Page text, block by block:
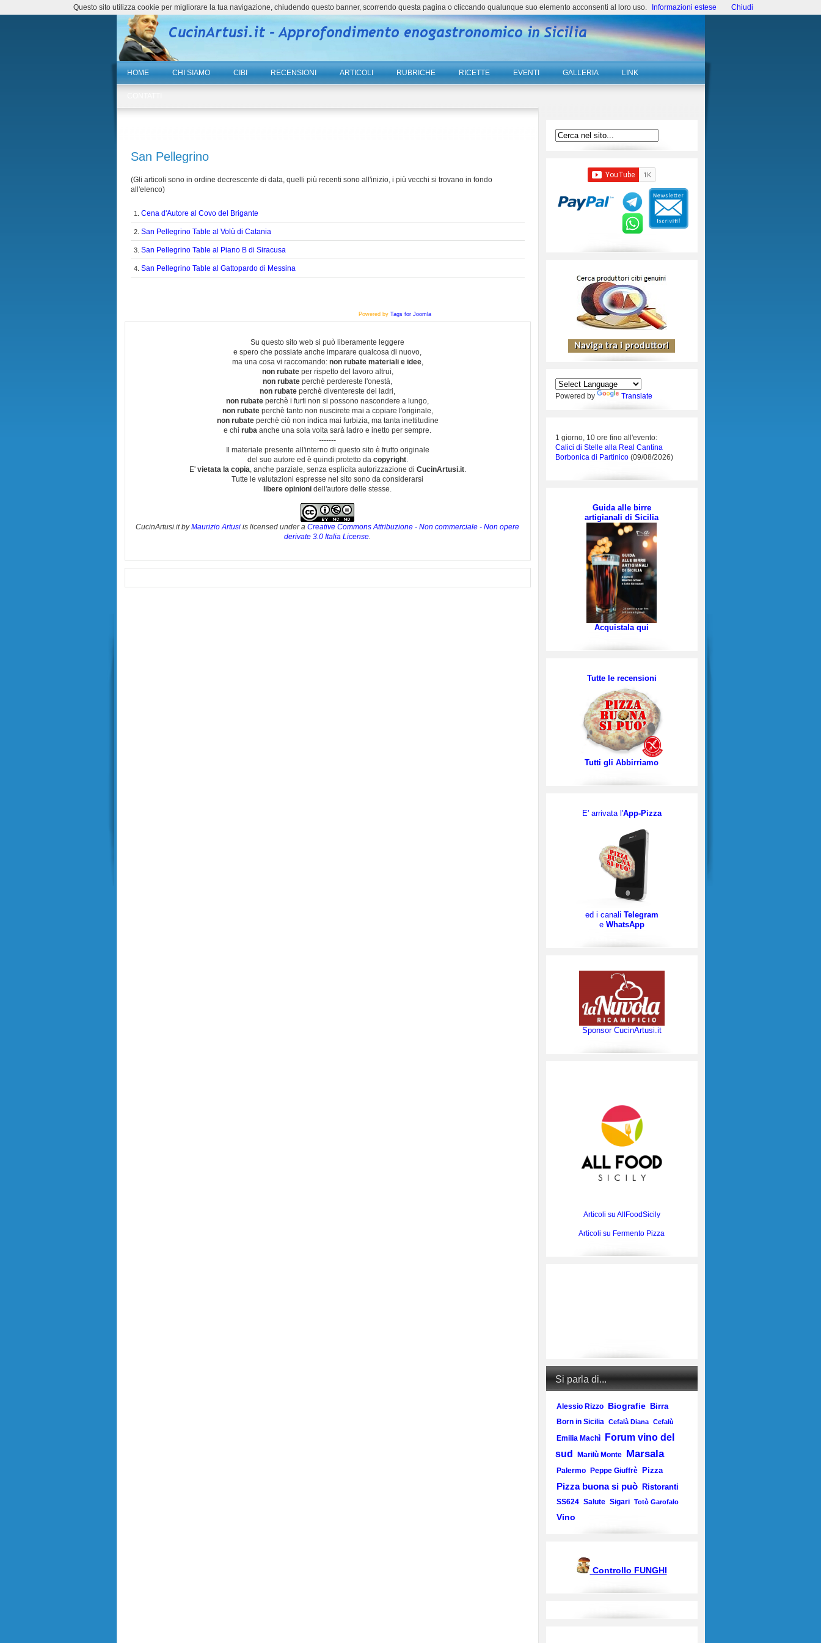
HOME CHI SIAMO CIBI RECENSIONI ARTICOLI RUBRICHE RICETTE EVENTI GALLERIA LINK
San Pellegrino
(Gli articoli sono in ordine decrescente di data, quelli più recenti sono all'inizio, i più vecchi si trovano in fondo
all'elenco)
1. Cena d'Autore al Covo del Brigante
2. San Pellegrino Table al Volù di Catania
3. San Pellegrino Table al Piano B di Siracusa
4. San Pellegrino Table al Gattopardo di Messina
Powered by Tags for Joomla
Su questo sito web si può liberamente leggere
e spero che possiate anche imparare qualcosa di nuovo,
ma una cosa vi raccomando: non rubate materiali e idee,
non rubateper rispetto del lavoro altrui,
non rubate perchè perdereste l'onestà,
non rubate perchè diventereste dei ladri,
non rubate perchè i furti non si possono nascondere a lungo,
non rubateperchè tanto non riuscirete mai a copiare l'originale,
non rubateperchè ciò non indica mai furbizia, ma tanta inettitudine
e chi ruba anche una sola volta sarà ladro e inetto per sempre.
-------
Il materiale presente all'interno di questo sito è frutto originale
del suo autore ed è quindi protetto da copyright.
E' vietata la copia, anche parziale, senza esplicita autorizzazione di CucinArtusi.it.
Tutte le valutazioni espresse nel sito sono da considerarsi
libere opinioni dell'autore delle stesse.
CucinArtusi.itbyMaurizio Artusi is licensed under a Creative Commons Attribuzione - Non commerciale - Non opere
derivate 3.0 Italia License.
Powered by Translate
1 giorno, 10 ore fino all'evento:
Calici di Stelle alla Real Cantina
Borbonica di Partinico (09/08/2026)
Guida alle birre
artigianali di Sicilia
Acquistala qui
Tutte le recensioni
Tutti gli Abbirriamo
E' arrivata l'App-Pizza
ed i canali Telegram
e WhatsApp
Sponsor CucinArtusi.it
Articoli su AllFoodSicily
Articoli su Fermento Pizza
Si parla di...
Alessio Rizzo Biografie Birra
Born in Sicilia Cefalà Diana Cefalù
Emilia Machì
Forum vino del
sud
Marilù Monte Marsala
Palermo Peppe Giuffrè Pizza
Pizza buona si può Ristoranti
SS624 Salute Sigari Totò Garofalo
Vino
Controllo FUNGHI
Questo sito utilizza cookie per migliorare la tua navigazione, chiudendo questo banner, scorrendo questa pagina o cliccando qualunque suo elemento acconsenti al loro uso. Informazioni estese Chiudi